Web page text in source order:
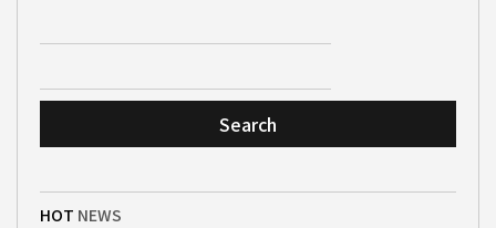
Search
HOT NEWS